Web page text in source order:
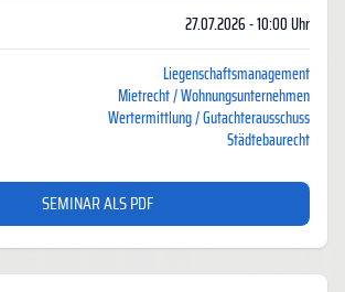
27.07.2026 - 10:00 Uhr
Liegenschaftsmanagement
Mietrecht / Wohnungsunternehmen
Wertermittlung / Gutachterausschuss
Städtebaurecht
SEMINAR ALS PDF